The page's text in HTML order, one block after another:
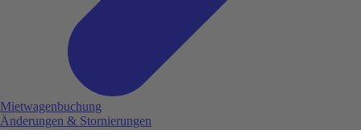
Mietwagenbuchung
Änderungen & Stornierungen